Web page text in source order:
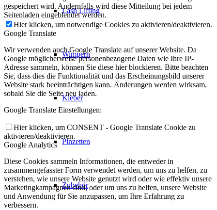
Lash Lifting
Wimpern
Kleber
Pinzetten
Zubehör
gespeichert wird. Andernfalls wird diese Mitteilung bei jedem
Seitenladen eingeblendet werden.
Hier klicken, um notwendige Cookies zu aktivieren/deaktivieren.
Google Translate
Wir verwenden auch Google Translate auf unserer Website. Da
Google möglicherweise personenbezogene Daten wie Ihre IP-
Adresse sammeln, können Sie diese hier blockieren. Bitte beachten
Sie, dass dies die Funktionalität und das Erscheinungsbild unserer
Website stark beeinträchtigen kann. Änderungen werden wirksam,
sobald Sie die Seite neu laden.
Google Translate Einstellungen:
Hier klicken, um CONSENT - Google Translate Cookie zu
aktivieren/deaktivieren.
Google Analytics
Diese Cookies sammeln Informationen, die entweder in
zusammengefasster Form verwendet werden, um uns zu helfen, zu
verstehen, wie unsere Website genutzt wird oder wie effektiv unsere
Marketingkampagnen sind, oder um uns zu helfen, unsere Website
und Anwendung für Sie anzupassen, um Ihre Erfahrung zu
verbessern.